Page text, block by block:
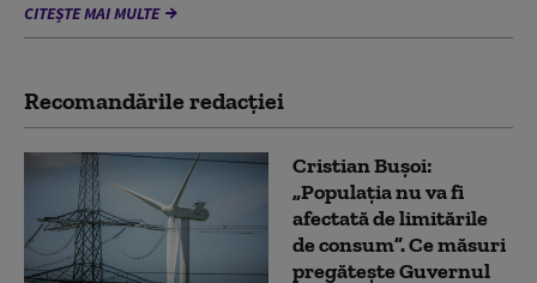
CITEȘTE MAI MULTE
Recomandările redacţiei
Cristian Bușoi:
„Populația nu va fi
afectată de limitările
de consum”. Ce măsuri
pregătește Guvernul